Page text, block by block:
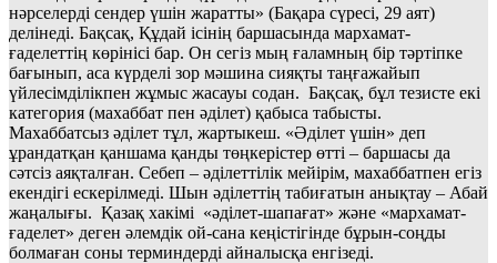
нәрселерді сендер үшін жаратты» (Бақара сүресі, 29 аят)
делінеді. Бақсақ, Құдай ісінің баршасында мархамат-
ғаделеттің көрінісі бар. Он сегіз мың ғаламның бір тәртіпке
бағынып, аса күрделі зор мәшина сияқты таңғажайып
үйлесімділікпен жұмыс жасауы содан. Бақсақ, бұл тезисте екі
категория (махаббат пен әділет) қабыса табысты.
Махаббатсыз әділет тұл, жартыкеш. «Әділет үшін» деп
ұрандатқан қаншама қанды төңкерістер өтті – баршасы да
сәтсіз аяқталған. Себеп – әділеттілік мейірім, махаббатпен егіз
екендігі ескерілмеді. Шын әділеттің табиғатын анықтау – Абай
жаңалығы. Қазақ хакімі «әділет-шапағат» және «мархамат-
ғаделет» деген әлемдік ой-сана кеңістігінде бұрын-соңды
болмаған соны терминдерді айналысқа енгізеді.